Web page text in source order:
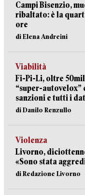
Campi Bisenzio,
ribaltato: è la
ore
di Elena Andreini
Viabilità
Fi-Pi-Li, oltre
“super-autovelox”
sanzioni e tutti i
di Danilo Renzullo
Violenza
Livorno,
«Sono stata
di Redazione Livorno